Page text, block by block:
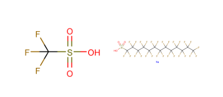
（泰坦现货供应）